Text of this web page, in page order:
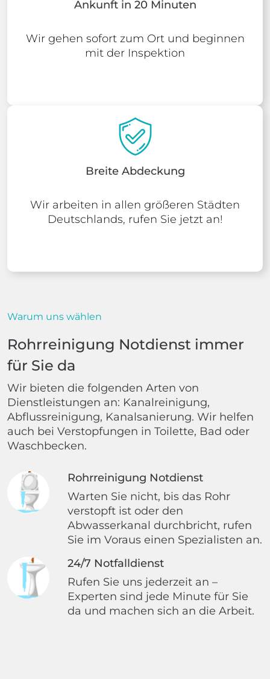
Ankunft in 20 Minuten
Wir gehen sofort zum Ort und beginnen
mit der Inspektion
Breite Abdeckung
Wir arbeiten in allen größeren Städten
Deutschlands, rufen Sie jetzt an!
Warum uns wählen
Rohrreinigung Notdienst immer
für Sie da
Wir bieten die folgenden Arten von
Dienstleistungen an: Kanalreinigung,
Abflussreinigung, Kanalsanierung. Wir helfen
auch bei Verstopfungen in Toilette, Bad oder
Waschbecken.
Rohrreinigung Notdienst
Warten Sie nicht, bis das Rohr
verstopft ist oder den
Abwasserkanal durchbricht, rufen
Sie im Voraus einen Spezialisten an.
24/7 Notfalldienst
Rufen Sie uns jederzeit an –
Experten sind jede Minute für Sie
da und machen sich an die Arbeit.